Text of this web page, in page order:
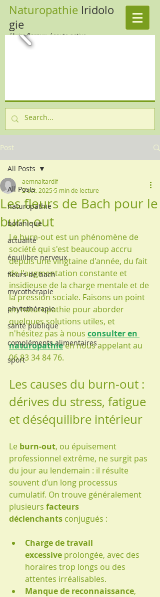
Naturopathie Iridolo
gie
élixirs floraux, écoute active
Post
All Posts
naturopathie
botanique
actualité
équilibre nerveux
fleurs de bach
mycothérapie
phytothérapie
santé publique
compléments alimentaires
sport
All Posts
Les fleurs de Bach pour le
burn-out
aemnaltardif
2 oct. 2025 5 min de lecture
Le burn-out est un phénomène de
société qui s'est beaucoup accru
depuis une vingtaine d'année, du fait
de l'augmentation constante et
insidieuse de la charge mentale et de
la pression sociale. Faisons un point
en naturopathie pour aborder
quelques solutions utiles, et
n'hésitez pas à nous consulter en
naturopathie en nous appelant au
06 83 34 84 76.
Les causes du burn‑out :
dérives du stress, fatigue
et déséquilibre intérieur
Le burn‑out, ou épuisement
professionnel extrême, ne surgit pas
du jour au lendemain : il résulte
souvent d’un long processus
cumulatif. On trouve généralement
plusieurs facteurs
déclenchants conjugués :
Charge de travail
excessive prolongée, avec des
horaires trop longs ou des
attentes irréalisables.
Manque de reconnaissance,